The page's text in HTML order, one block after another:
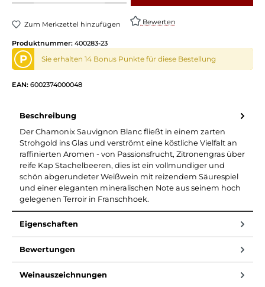
Zum Merkzettel hinzufügen Bewerten
Produktnummer: 400283-23
P Sie erhalten 14 Bonus Punkte für diese Bestellung
EAN: 6002374000048
Beschreibung
Der Chamonix Sauvignon Blanc fließt in einem zarten
Strohgold ins Glas und verströmt eine köstliche Vielfalt an
raffinierten Aromen - von Passionsfrucht, Zitronengras über
reife Kap Stachelbeeren, dies ist ein vollmundiger und
schön abgerundeter Weißwein mit reizendem Säurespiel
und einer eleganten mineralischen Note aus seinem hoch
gelegenen Terroir in Franschhoek.
Eigenschaften
Bewertungen
Weinauszeichnungen